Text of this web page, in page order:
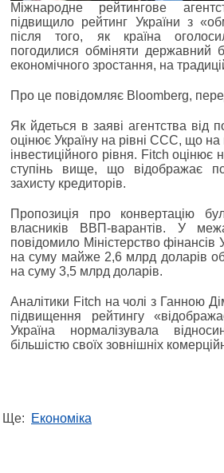
Міжнародне рейтингове
підвищило рейтинг України з
після того, як країна
погодилися обміняти державний
економічного зростання, на
Про це повідомляє Bloomberg,
Як йдеться в заяві агентства від
оцінює Україну на рівні CCC, що на
інвестиційного рівня. Fitch оцінює
ступінь вище, що відображає
захисту кредиторів.
Пропозиція про конвертацію
власників ВВП-варантів. У
повідомило Міністерство фінансів
на суму майже 2,6 млрд доларів
на суму 3,5 млрд доларів.
Аналітики Fitch на чолі з Ганною
підвищення рейтингу
Україна нормалізувала
більшістю своїх зовнішніх
Ще: Економіка